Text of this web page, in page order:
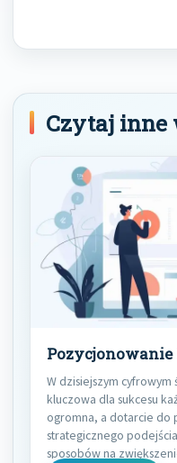
Czytaj inne
W dzisiejszym
kluczowa dla sukcesu
ogromna, a dotarcie do
strategicznego
sposobów na